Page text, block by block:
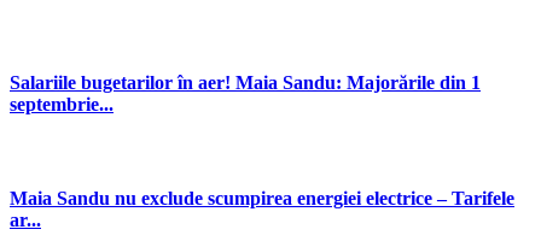
Salariile bugetarilor în aer! Maia Sandu: Majorările din 1
septembrie...
Maia Sandu nu exclude scumpirea energiei electrice – Tarifele
ar...